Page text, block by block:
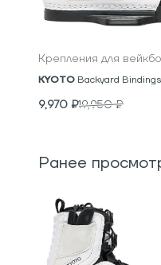
Крепления для
KYOTO Backyard Bindings
9,970 ₽19,950₽
Ранее